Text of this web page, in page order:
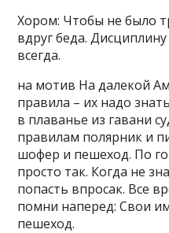
Хором: Чтобы не было
вдруг беда.
всегда.
на мотив На далекой
правила – их надо
в плаванье из гавани
правилам полярник и
шофер и пешеход. По
просто так. Когда не
попасть впросак. Все
помни наперед: Свои
пешеход.